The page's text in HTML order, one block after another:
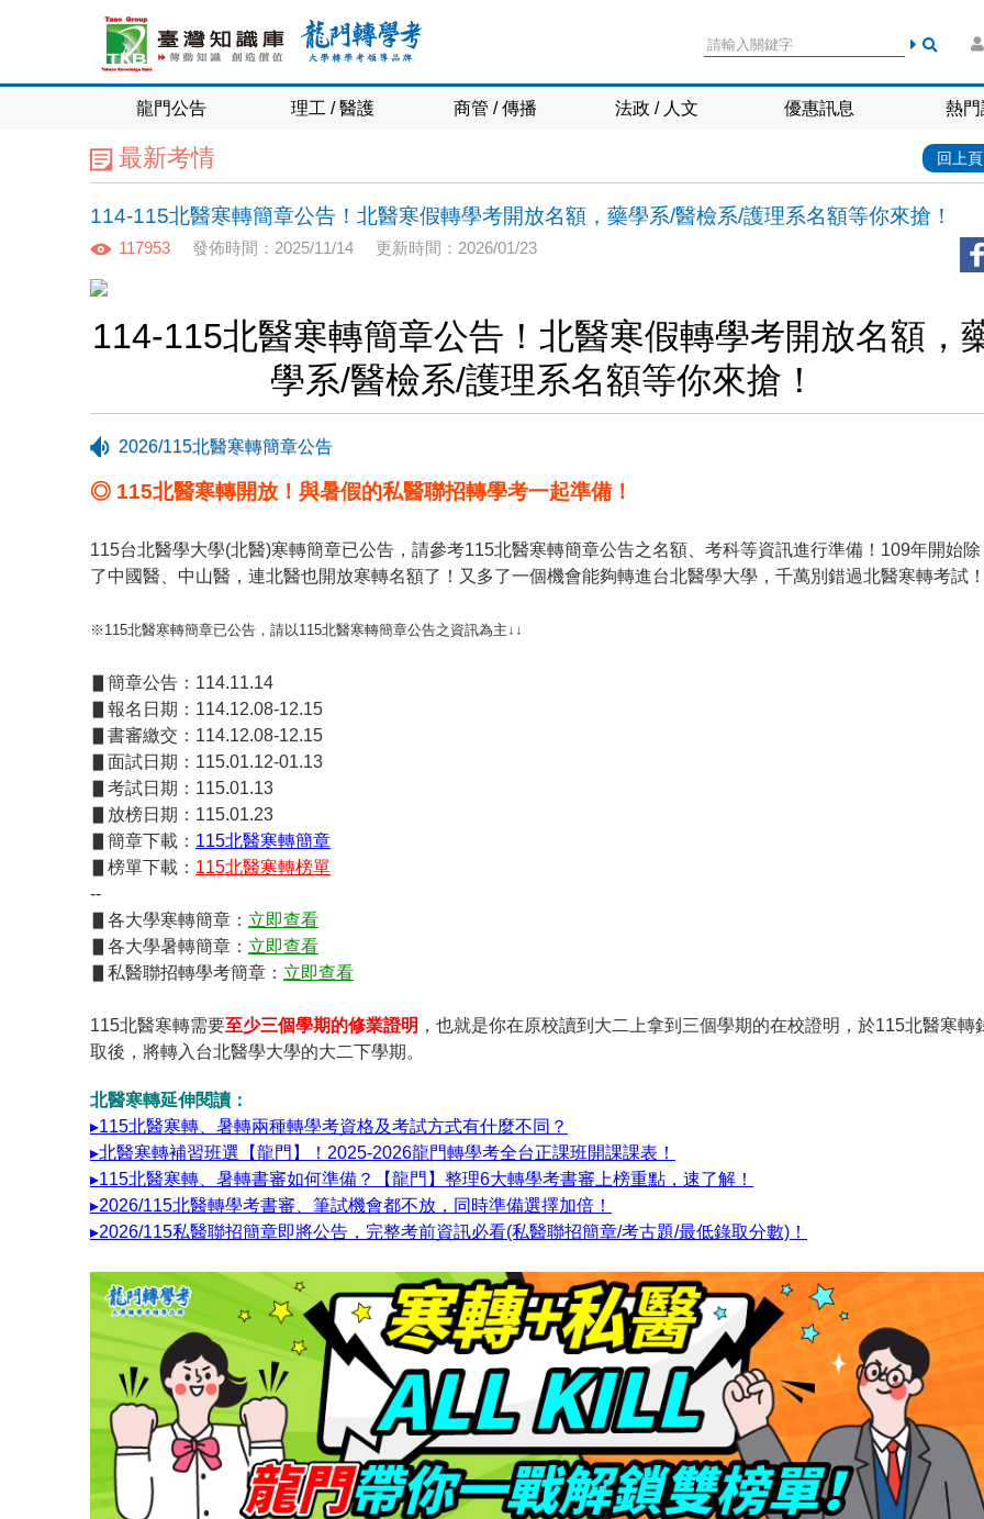
龍門公告 理工 / 醫護 商管 / 傳播 法政 / 人文 優惠訊息 熱
最新考情 回上頁
114-115北醫寒轉簡章公告！北醫寒假轉學考開放名額，藥學系/醫檢系/護理系名額等你來搶！
117953 發佈時間：2025/11/14 更新時間：2026/01/23
114-115北醫寒轉簡章公告！北醫寒假轉學考開放名額，
學系/醫檢系/護理系名額等你來搶！
2026/115北醫寒轉簡章公告
◎ 115北醫寒轉開放！與暑假的私醫聯招轉學考一起準備！
115台北醫學大學(北醫)寒轉簡章已公告，請參考115北醫寒轉簡章公告之名額、考科等資訊進行準備！109年開始除
了中國醫、中山醫，連北醫也開放寒轉名額了！又多了一個機會能夠轉進台北醫學大學，千萬別錯過北醫寒轉考試
※115北醫寒轉簡章已公告，請以115北醫寒轉簡章公告之資訊為主↓↓
▋簡章公告：114.11.14
▋報名日期：114.12.08-12.15
▋書審繳交：114.12.08-12.15
▋面試日期：115.01.12-01.13
▋考試日期：115.01.13
▋放榜日期：115.01.23
▋簡章下載： 115北醫寒轉簡章
▋榜單下載： 115北醫寒轉榜單
--
▋各大學寒轉簡章： 立即查看
▋各大學暑轉簡章： 立即查看
▋私醫聯招轉學考簡章： 立即查看
115北醫寒轉需要至少三個學期的修業證明 ，也就是你在原校讀到大二上拿到三個學期的在校證明，於115北醫寒轉
取後，將轉入台北醫學大學的大二下學期。
北醫寒轉延伸閱讀：
▸115北醫寒轉、暑轉兩種轉學考資格及考試方式有什麼不同？
▸北醫寒轉補習班選【龍門】！2025-2026龍門轉學考全台正課班開課課表！
▸115北醫寒轉、暑轉書審如何準備？【龍門】整理6大轉學考書審上榜重點，速了解！
▸2026/115北醫轉學考書審、筆試機會都不放，同時準備選擇加倍！
▸2026/115私醫聯招簡章即將公告，完整考前資訊必看(私醫聯招簡章/考古題/最低錄取分數)！